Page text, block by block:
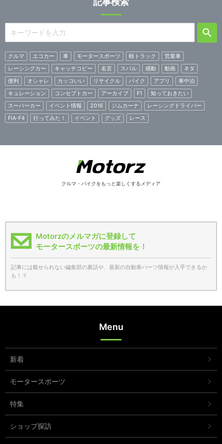
クルマ エコカー 車 モータースポーツ 軽トラック
営業車
レーシングカー
キャッチコピー 名言 スバル 感動 動画
ネタ
便利
オシャレ カッコいい リサイクル バイク アプリ
車中泊
キュレーション
コンセプトカー アーカイブ F1
知っておきたい
スーパーカー
イベント情報 2016 ジムカーナ
レーシングドライバー
FIA-F4
行ってみた！ イベント グッズ レース
クルマ・バイクをもっと楽しくするメディア
Motorzのメルマガに登録して
モータースポーツの最新情報を！
記事には載せられない編集部の裏話や、最新の自動車パーツ情報が入手できるか
も！？
Menu
新着
モータースポーツ
特集
ショップ探訪